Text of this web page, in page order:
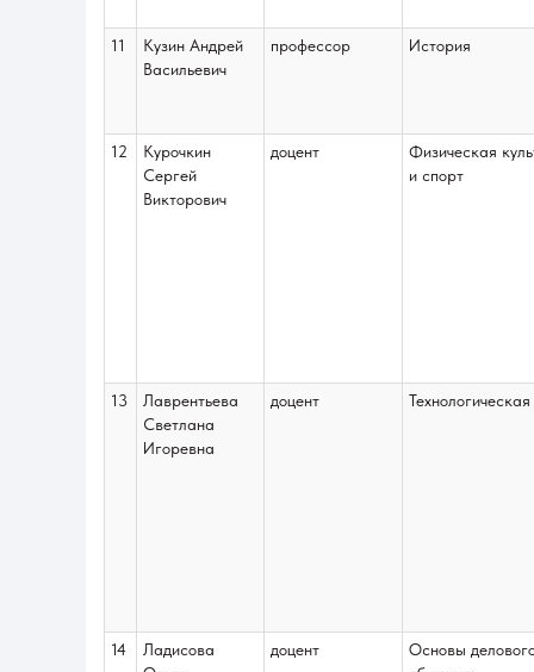
11
Кузин Андрей
Васильевич
профессор История
12
Курочкин
Сергей
Викторович
доцент
Физическая
и спорт
13
Лаврентьева
Светлана
Игоревна
доцент Технологическая
14
Ладисова
доцент
Основы